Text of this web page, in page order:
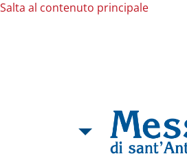
Salta al contenuto principale